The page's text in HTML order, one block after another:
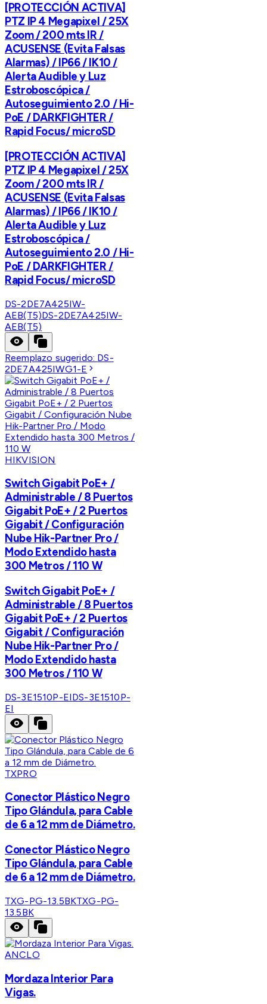
[PROTECCIÓN ACTIVA]
PTZ IP 4 Megapixel / 25X
Zoom / 200 mts IR /
ACUSENSE (Evita Falsas
Alarmas) / IP66 / IK10 /
Alerta Audible y Luz
Estroboscópica /
Autoseguimiento 2.0 / Hi-
PoE / DARKFIGHTER /
Rapid Focus/ microSD
[PROTECCIÓN ACTIVA]
PTZ IP 4 Megapixel / 25X
Zoom / 200 mts IR /
ACUSENSE (Evita Falsas
Alarmas) / IP66 / IK10 /
Alerta Audible y Luz
Estroboscópica /
Autoseguimiento 2.0 / Hi-
PoE / DARKFIGHTER /
Rapid Focus/ microSD
DS-2DE7A425IW-
AEB(T5)DS-2DE7A425IW-
AEB(T5)
Reemplazo sugerido: DS-
2DE7A425IWG1-E
HIKVISION
Switch Gigabit PoE+ /
Administrable / 8 Puertos
Gigabit PoE+ / 2 Puertos
Gigabit / Configuración
Nube Hik-Partner Pro /
Modo Extendido hasta
300 Metros / 110 W
Switch Gigabit PoE+ /
Administrable / 8 Puertos
Gigabit PoE+ / 2 Puertos
Gigabit / Configuración
Nube Hik-Partner Pro /
Modo Extendido hasta
300 Metros / 110 W
DS-3E1510P-EIDS-3E1510P-
EI
TXPRO
Conector Plástico Negro
Tipo Glándula, para Cable
de 6 a 12 mm de Diámetro.
Conector Plástico Negro
Tipo Glándula, para Cable
de 6 a 12 mm de Diámetro.
TXG-PG-13.5BKTXG-PG-
13.5BK
ANCLO
Mordaza Interior Para
Vigas.